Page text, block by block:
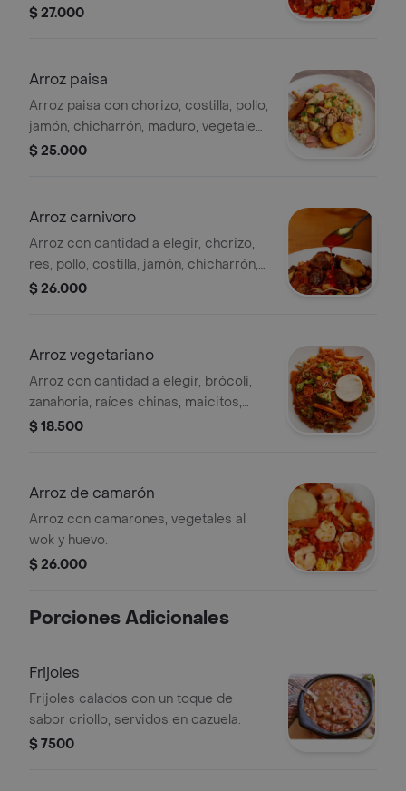
chicharrón, vegetales, madurito y
$ 27.000
Arroz paisa
Arroz paisa con chorizo, costilla, pollo,
jamón, chicharrón, maduro, vegetales
del día y arepa. Tamaño a elegir.
$ 25.000
Arroz carnivoro
Arroz con cantidad a elegir, chorizo,
res, pollo, costilla, jamón, chicharrón,
maduro, vegetales del día y arepa.
$ 26.000
Arroz vegetariano
Arroz con cantidad a elegir, brócoli,
zanahoria, raíces chinas, maicitos,
pimentón, habichuela, cebolla y arepa.
$ 18.500
Arroz de camarón
Arroz con camarones, vegetales al
wok y huevo.
$ 26.000
Porciones Adicionales
Frijoles
Frijoles calados con un toque de
sabor criollo, servidos en cazuela.
$ 7500